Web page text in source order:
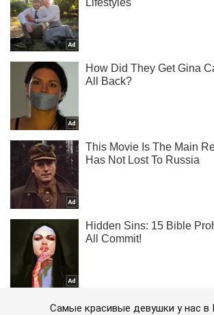
Самые красивые девушки у нас в